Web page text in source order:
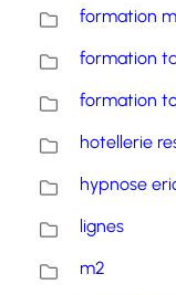
formation
formation
formation
hotellerie
hypnose
lignes
m2